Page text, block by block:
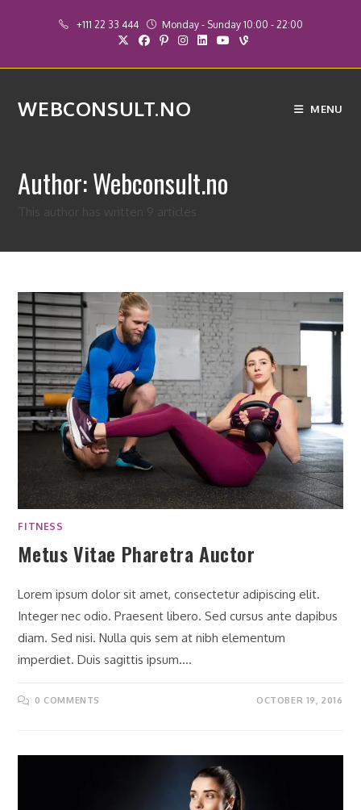
+111 22 33 444 Monday - Sunday 10:00 - 22:00
WEBCONSULT.NO MENU
Author:Webconsult.no
This author has written 9 articles
FITNESS
Metus Vitae Pharetra Auctor
Lorem ipsum dolor sit amet, consectetur adipiscing elit.
Integer nec odio. Praesent libero. Sed cursus ante dapibus
diam. Sed nisi. Nulla quis sem at nibh elementum
imperdiet. Duis sagittis ipsum.…
0 COMMENTS OCTOBER 19, 2016